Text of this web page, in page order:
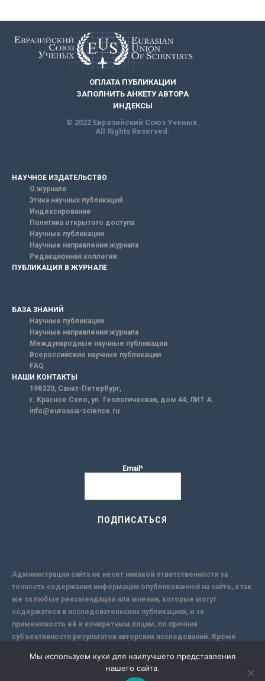
ОПЛАТА ПУБЛИКАЦИИ
ЗАПОЛНИТЬ АНКЕТУ АВТОРА
ИНДЕКСЫ
© 2022 Евразийский Союз Ученых.
All Rights Reserved.
НАУЧНОЕ ИЗДАТЕЛЬСТВО
О журнале
Этика научных публикаций
Индексирование
Политика открытого доступа
Научные публикации
Научные направления журнала
Редакционная коллегия
ПУБЛИКАЦИЯ В ЖУРНАЛЕ
БАЗА ЗНАНИЙ
Научные публикации
Научные направления журнала
Международные научные публикации
Всероссийские научные публикации
FAQ
НАШИ КОНТАКТЫ
198320, Санкт-Петербург,
г. Красное Село, ул. Геологическая, дом 44, ЛИТ А.
info@euroasia-science.ru
Email*
Администрация сайта не несет никакой ответственности за
точность содержания информации опубликованной на сайте, а так
же за любые рекомендации или мнения, которые могут
содержаться в исследовательских публикациях, и за
применимость её к конкретным лицам, по причине
субъективности результатов авторских исследований. Кроме
надежной защиты информации, Сайт не несет ответственности за
Мы используем куки для наилучшего представления
нашего сайта.